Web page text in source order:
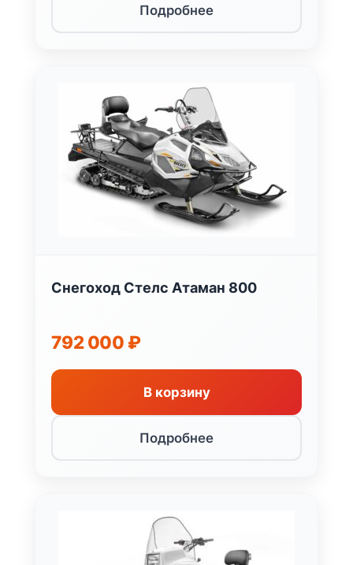
Подробнее
Снегоход Стелс Атаман 800
792 000 ₽
В корзину
Подробнее